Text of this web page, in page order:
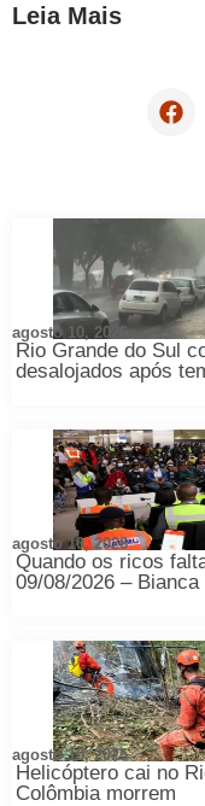
Leia Mais
Rio Grande do Sul
desalojados após
agosto 10, 2026
Quando os ricos
09/08/2026 – Bianca
agosto 10, 2026
Helicóptero cai no
Colômbia morrem
agosto 10, 2026